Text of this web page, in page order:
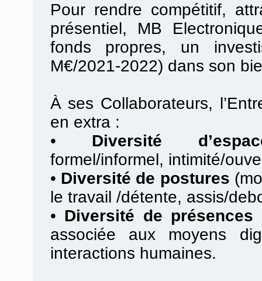
Pour rendre compétitif,
présentiel, MB
fonds propres, un
M€/2021-2022) dans son
À ses Collaborateurs,
en extra :
• Diversité
formel/informel, intimité/
• Diversité de postures
le travail /détente, assis/
• Diversité de
associée aux moyens
interactions humaines.